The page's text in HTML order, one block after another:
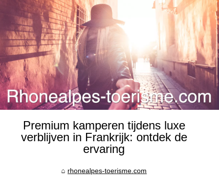
Premium kamperen tijdens luxe
verblijven in Frankrijk: ontdek de
ervaring
rhonealpes-toerisme.com